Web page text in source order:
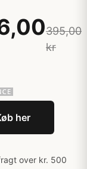
395,00
kr
her
over kr. 500